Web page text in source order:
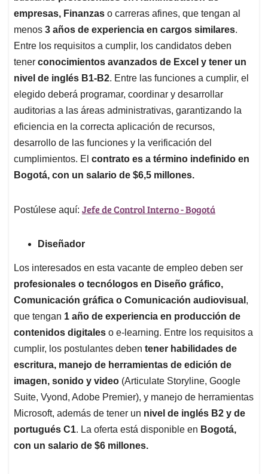
empresas, Finanzas o carreras afines, que tengan al
menos 3 años de experiencia en cargos similares.
Entre los requisitos a cumplir, los candidatos deben
tener conocimientos avanzados de Excel y tener un
nivel de inglés B1-B2. Entre las funciones a cumplir, el
elegido deberá programar, coordinar y desarrollar
auditorias a las áreas administrativas, garantizando la
eficiencia en la correcta aplicación de recursos,
desarrollo de las funciones y la verificación del
cumplimientos. El contrato es a término indefinido en
Bogotá, con un salario de $6,5 millones.
Postúlese aquí: Jefe de Control Interno - Bogotá
Diseñador
Los interesados en esta vacante de empleo deben ser
profesionales o tecnólogos en Diseño gráfico,
Comunicación gráfica o Comunicación audiovisual ,
que tengan 1 año de experiencia en producción de
contenidos digitales o e-learning. Entre los requisitos a
cumplir, los postulantes deben tener habilidades de
escritura, manejo de herramientas de edición de
imagen, sonido y video (Articulate Storyline, Google
Suite, Vyond, Adobe Premier), y manejo de herramientas
Microsoft, además de tener un nivel de inglés B2 y de
portugués C1. La oferta está disponible en Bogotá,
con un salario de $6 millones.